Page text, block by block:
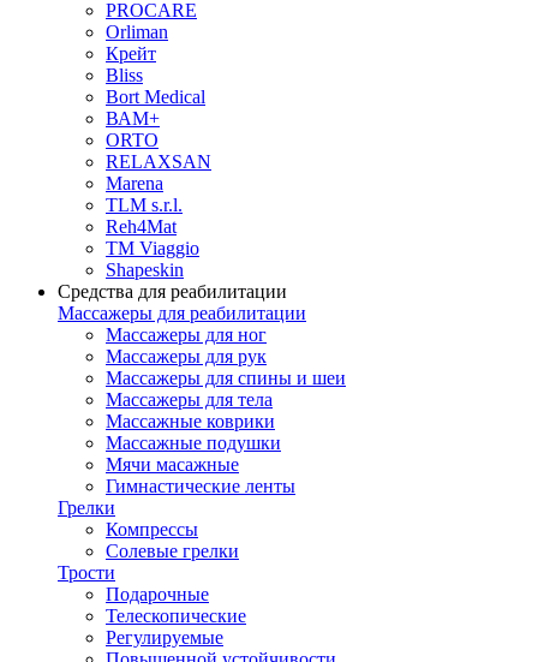
PROCARE
Orliman
Крейт
Bliss
Bort Medical
ВАМ+
ORTO
RELAXSAN
Marena
TLM s.r.l.
Reh4Mat
TM Viaggio
Shapeskin
Средства для реабилитации
Массажеры для реабилитации
Массажеры для ног
Массажеры для рук
Массажеры для спины и шеи
Массажеры для тела
Массажные коврики
Массажные подушки
Мячи масажные
Гимнастические ленты
Грелки
Компрессы
Солевые грелки
Трости
Подарочные
Телескопические
Регулируемые